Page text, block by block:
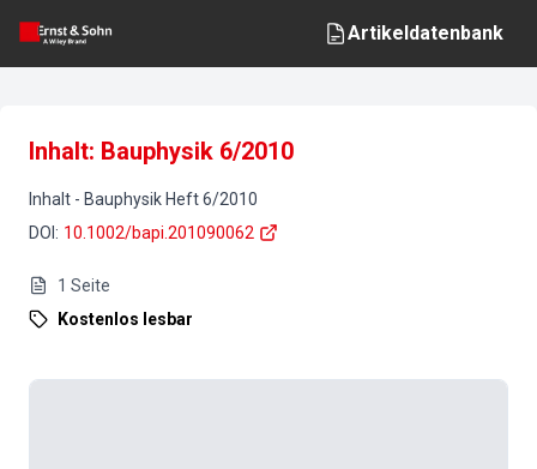
Artikeldatenbank
Inhalt: Bauphysik 6/2010
Inhalt - Bauphysik Heft6/2010
DOI : 10.1002/bapi.201090062
1 Seite
Kostenlos lesbar